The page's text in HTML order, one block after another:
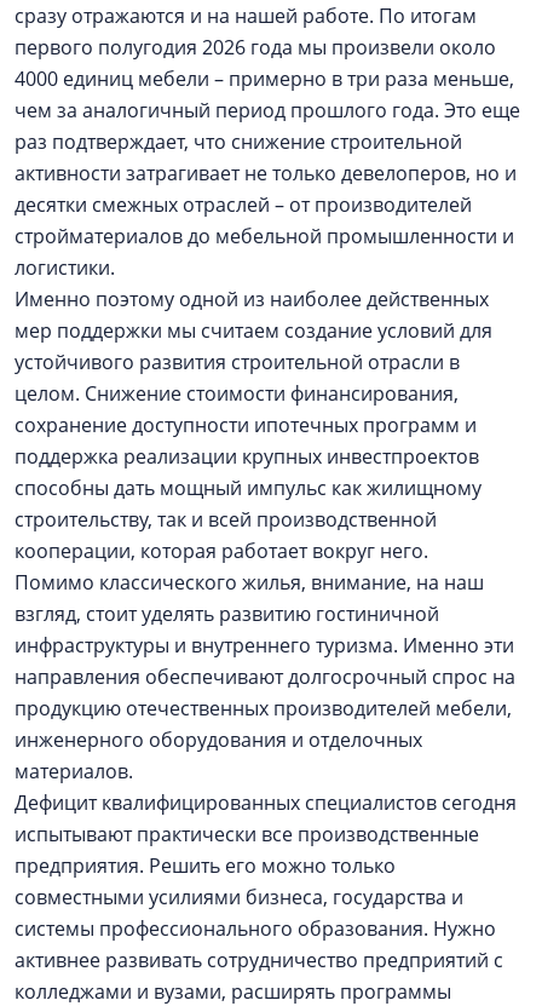
сразу отражаются и на нашей работе. По итогам
первого полугодия 2026 года мы произвели около
4000 единиц мебели – примерно в три раза меньше,
чем за аналогичный период прошлого года. Это еще
раз подтверждает, что снижение строительной
активности затрагивает не только девелоперов, но и
десятки смежных отраслей – от производителей
стройматериалов до мебельной промышленности и
логистики.
Именно поэтому одной из наиболее действенных
мер поддержки мы считаем создание условий для
устойчивого развития строительной отрасли в
целом. Снижение стоимости финансирования,
сохранение доступности ипотечных программ и
поддержка реализации крупных инвестпроектов
способны дать мощный импульс как жилищному
строительству, так и всей производственной
кооперации, которая работает вокруг него.
Помимо классического жилья, внимание, на наш
взгляд, стоит уделять развитию гостиничной
инфраструктуры и внутреннего туризма. Именно эти
направления обеспечивают долгосрочный спрос на
продукцию отечественных производителей мебели,
инженерного оборудования и отделочных
материалов.
Дефицит квалифицированных специалистов сегодня
испытывают практически все производственные
предприятия. Решить его можно только
совместными усилиями бизнеса, государства и
системы профессионального образования. Нужно
активнее развивать сотрудничество предприятий с
колледжами и вузами, расширять программы